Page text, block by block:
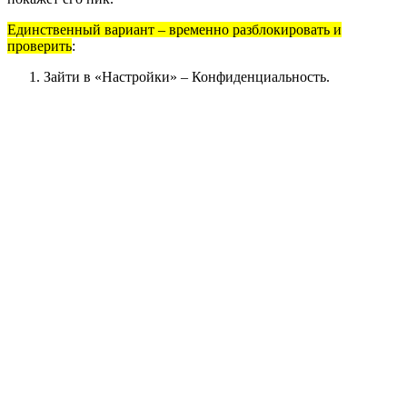
Единственный вариант – временно разблокировать и
проверить:
Зайти в «Настройки» – Конфиденциальность.